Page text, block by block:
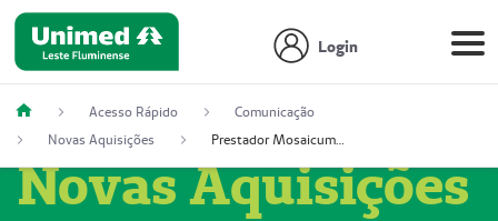
Login
Acesso Rápido
Comunicação
Novas Aquisições
Prestador Mosaicum Espaço Clínico Eireli (51004355-5)
Novas Aquisições